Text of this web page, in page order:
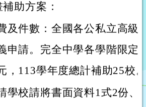
助方案：
及件數：全國各公私立高級
申請。完全中學各學階限定
，113學年度總計補助25校
學校請將書面資料1式2份、